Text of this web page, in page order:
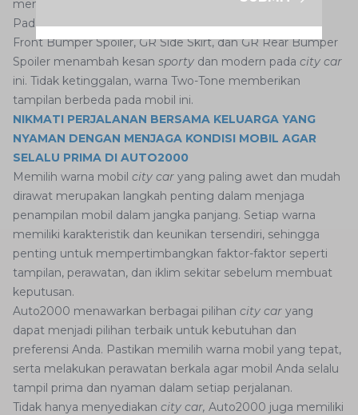
memudahkan AutoFamily selama berkendara.
Pada bagian eksterior, sentuhan GR aero kit seperti GR
Front Bumper Spoiler, GR Side Skirt, dan GR Rear Bumper
Spoiler menambah kesan sporty dan modern pada city car
ini. Tidak ketinggalan, warna Two-Tone memberikan
tampilan berbeda pada mobil ini.
NIKMATI PERJALANAN BERSAMA KELUARGA YANG
NYAMAN DENGAN MENJAGA KONDISI MOBIL AGAR
SELALU PRIMA DI AUTO2000
Memilih warna mobil city car yang paling awet dan mudah
dirawat merupakan langkah penting dalam menjaga
penampilan mobil dalam jangka panjang. Setiap warna
memiliki karakteristik dan keunikan tersendiri, sehingga
penting untuk mempertimbangkan faktor-faktor seperti
tampilan, perawatan, dan iklim sekitar sebelum membuat
keputusan.
Auto2000 menawarkan berbagai pilihan city car yang
dapat menjadi pilihan terbaik untuk kebutuhan dan
preferensi Anda. Pastikan memilih warna mobil yang tepat,
serta melakukan perawatan berkala agar mobil Anda selalu
tampil prima dan nyaman dalam setiap perjalanan.
Tidak hanya menyediakan city car, Auto2000 juga memiliki